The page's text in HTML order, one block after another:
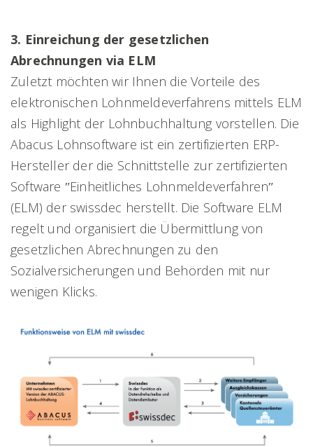
3. Einreichung der gesetzlichen
Abrechnungen via ELM
Zuletzt möchten wir Ihnen die Vorteile des
elektronischen Lohnmeldeverfahrens mittels ELM
als Highlight der Lohnbuchhaltung vorstellen. Die
Abacus Lohnsoftware ist ein zertifizierten ERP-
Hersteller der die Schnittstelle zur zertifizierten
Software ʺEinheitliches Lohnmeldeverfahrenʺ
(ELM) der swissdec herstellt. Die Software ELM
regelt und organisiert die Übermittlung von
gesetzlichen Abrechnungen zu den
Sozialversicherungen und Behörden mit nur
wenigen Klicks.